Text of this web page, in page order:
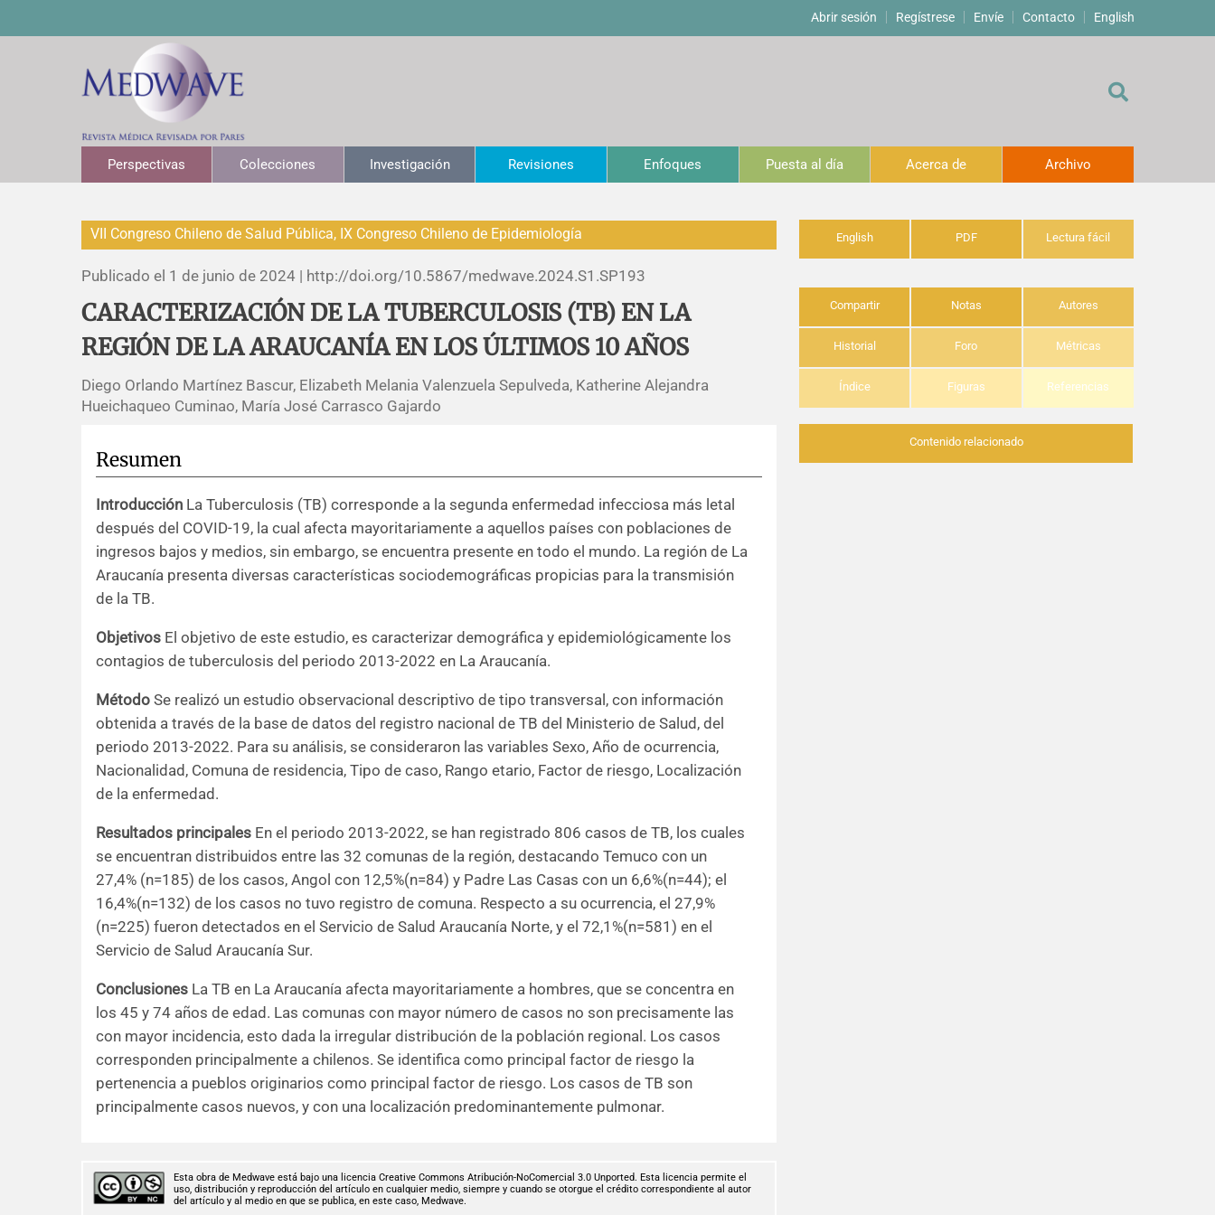
Abrir sesión Regístrese Envíe Contacto English
Perspectivas Colecciones Investigación Revisiones Enfoques Puesta al día Acerca de Archivo
VII Congreso Chileno de Salud Pública, IX Congreso Chileno de Epidemiología
Publicado el 1 de junio de 2024 | http://doi.org/10.5867/medwave.2024.S1.SP193
CARACTERIZACIÓN DE LA TUBERCULOSIS (TB) EN LA
REGIÓN DE LA ARAUCANÍA EN LOS ÚLTIMOS 10 AÑOS
Diego Orlando Martínez Bascur, Elizabeth Melania Valenzuela Sepulveda, Katherine Alejandra
Hueichaqueo Cuminao, María José Carrasco Gajardo
Resumen
IntroducciónLa Tuberculosis (TB) corresponde a la segunda enfermedad infecciosa más letal
después del COVID-19, la cual afecta mayoritariamente a aquellos países con poblaciones de
ingresos bajos y medios, sin embargo, se encuentra presente en todo el mundo. La región de La
Araucanía presenta diversas características sociodemográficas propicias para la transmisión
de la TB.
ObjetivosEl objetivo de este estudio, es caracterizar demográfica y epidemiológicamente los
contagios de tuberculosis del periodo 2013-2022 en La Araucanía.
MétodoSe realizó un estudio observacional descriptivo de tipo transversal, con información
obtenida a través de la base de datos del registro nacional de TB del Ministerio de Salud, del
periodo 2013-2022. Para su análisis, se consideraron las variables Sexo, Año de ocurrencia,
Nacionalidad, Comuna de residencia, Tipo de caso, Rango etario, Factor de riesgo, Localización
de la enfermedad.
Resultados principalesEn el periodo 2013-2022, se han registrado 806 casos de TB, los cuales
se encuentran distribuidos entre las 32 comunas de la región, destacando Temuco con un
27,4% (n=185) de los casos, Angol con 12,5%(n=84) y Padre Las Casas con un 6,6%(n=44); el
16,4%(n=132) de los casos no tuvo registro de comuna. Respecto a su ocurrencia, el 27,9%
(n=225) fueron detectados en el Servicio de Salud Araucanía Norte, y el 72,1%(n=581) en el
Servicio de Salud Araucanía Sur.
ConclusionesLa TB en La Araucanía afecta mayoritariamente a hombres, que se concentra en
los 45 y 74 años de edad. Las comunas con mayor número de casos no son precisamente las
con mayor incidencia, esto dada la irregular distribución de la población regional. Los casos
corresponden principalmente a chilenos. Se identifica como principal factor de riesgo la
pertenencia a pueblos originarios como principal factor de riesgo. Los casos de TB son
principalmente casos nuevos, y con una localización predominantemente pulmonar.
Esta obra de Medwave está bajo una licencia Creative Commons Atribución-NoComercial 3.0 Unported. Esta licencia permite el
uso, distribución y reproducción del artículo en cualquier medio, siempre y cuando se otorgue el crédito correspondiente al autor
del artículo y al medio en que se publica, en este caso, Medwave.
English PDF Lectura fácil
Compartir Notas Autores
Historial Foro Métricas
Índice Figuras Referencias
Contenido relacionado